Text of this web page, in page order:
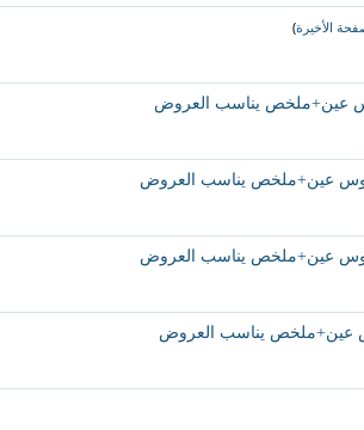
الأخيرة)
عين+ملخص يناسب العروض
بدروس عين+ملخص يناسب العروض
بدروس عين+ملخص يناسب العروض
عين+ملخص يناسب العروض